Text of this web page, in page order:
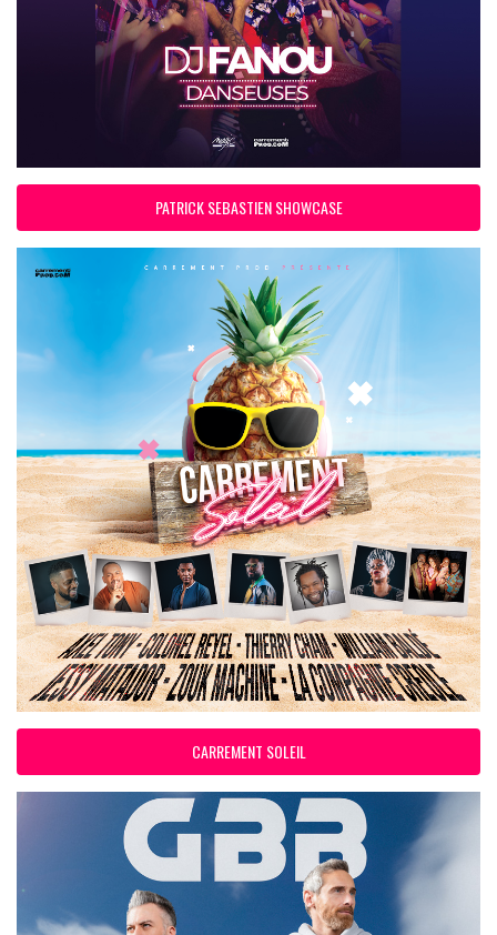
PATRICK SEBASTIEN SHOWCASE
CARREMENT SOLEIL